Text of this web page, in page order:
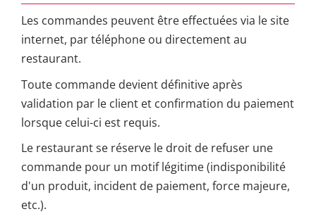
Les commandes peuvent être effectuées via le site
internet, par téléphone ou directement au
restaurant.
Toute commande devient définitive après
validation par le client et confirmation du paiement
lorsque celui-ci est requis.
Le restaurant se réserve le droit de refuser une
commande pour un motif légitime (indisponibilité
d'un produit, incident de paiement, force majeure,
etc.).